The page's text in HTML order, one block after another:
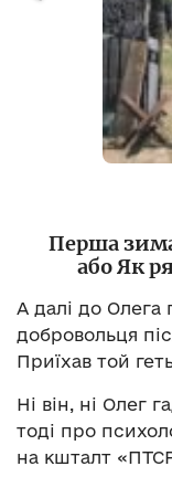
Перша
або Як
А далі до Олега
добровольця
Приїхав той
Ні він, ні Олег
тоді про
на кшталт